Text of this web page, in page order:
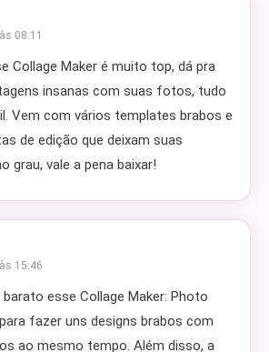
08:11
Collage Maker é muito top, dá pra
insanas com suas fotos, tudo
Vem com vários templates brabos e
de edição que deixam suas
grau, vale a pena baixar!
15:46
esse Collage Maker: Photo
fazer uns designs brabos com
ao mesmo tempo. Além disso, a